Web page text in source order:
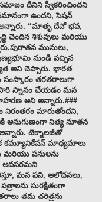
దీనిని స్వీకరించిందని
ఉందని, సెషన్
“మాతృ దేవో భవ,
చెందిన శిశువులు మరియు
మునులు,
నుండి వచ్చిన
అని చెప్పారు. భారత
తరతరాలుగా
స్నానం చేయడం మన
అని అన్నారు.###
నిరంతరం మారుతోందని,
అనుగుణంగా నిత్య నూతన
టెక్నాలజీతో
కమ్యూనికేషన్ మాధ్యమాలు
పనులను
అవసరమని
మన పని, ఆలోచనలు,
సురక్షితంగా
తమ చరిత్రను